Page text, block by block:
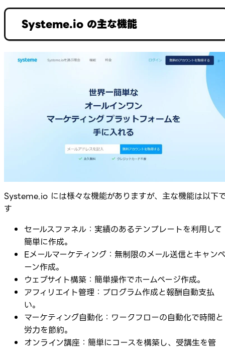
Systeme.io の主な機能
Systeme.io には様々な機能がありますが、主な機能は以下
す
セールスファネル：実績のあるテンプレートを利用して
簡単に作成。
Eメールマーケティング：無制限のメール送信とキャンペ
ーン作成。
ウェブサイト構築：簡単操作でホームページ作成。
アフィリエイト管理：プログラム作成と報酬自動支払
い。
マーケティング自動化：ワークフローの自動化で時間と
労力を節約。
オンライン講座：簡単にコースを構築し、受講生を管